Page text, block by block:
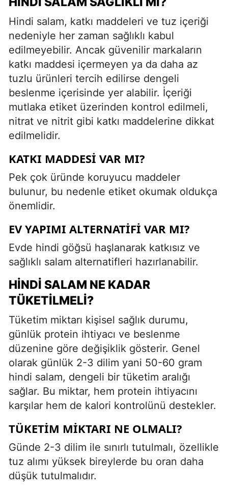
Hindi salam, katkı maddeleri ve tuz içeriği
nedeniyle her zaman sağlıklı kabul
edilmeyebilir. Ancak güvenilir markaların
katkı maddesi içermeyen ya da daha az
tuzlu ürünleri tercih edilirse dengeli
beslenme içerisinde yer alabilir. İçeriği
mutlaka etiket üzerinden kontrol edilmeli,
nitrat ve nitrit gibi katkı maddelerine dikkat
edilmelidir.
KATKI MADDESI VAR MI?
Pek çok üründe koruyucu maddeler
bulunur, bu nedenle etiket okumak oldukça
önemlidir.
EV YAPIMI ALTERNATIFI VAR MI?
Evde hindi göğsü haşlanarak katkısız ve
sağlıklı salam alternatifleri hazırlanabilir.
HINDI SALAM NE KADAR
TÜKETILMELI?
Tüketim miktarı kişisel sağlık durumu,
günlük protein ihtiyacı ve beslenme
düzenine göre değişiklik gösterir. Genel
olarak günlük 2-3 dilim yani 50-60 gram
hindi salam, dengeli bir tüketim aralığı
sağlar. Bu miktar, hem protein ihtiyacını
karşılar hem de kalori kontrolünü destekler.
TÜKETIM MIKTARI NE OLMALI?
Günde 2-3 dilim ile sınırlı tutulmalı, özellikle
tuz alımı yüksek bireylerde bu oran daha
düşük tutulmalıdır.